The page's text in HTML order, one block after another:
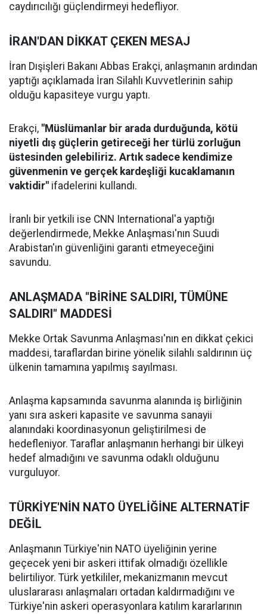
caydırıcılığı güçlendirmeyi hedefliyor.
İRAN'DAN DİKKAT ÇEKEN MESAJ
İran Dışişleri Bakanı Abbas Erakçi, anlaşmanın ardından
yaptığı açıklamada İran Silahlı Kuvvetlerinin sahip
olduğu kapasiteye vurgu yaptı.
Erakçi, "Müslümanlar bir arada durduğunda, kötü
niyetli dış güçlerin getireceği her türlü zorluğun
üstesinden gelebiliriz. Artık sadece kendimize
güvenmenin ve gerçek kardeşliği kucaklamanın
vaktidir" ifadelerini kullandı.
İranlı bir yetkili ise CNN International'a yaptığı
değerlendirmede, Mekke Anlaşması'nın Suudi
Arabistan'ın güvenliğini garanti etmeyeceğini
savundu.
ANLAŞMADA "BİRİNE SALDIRI, TÜMÜNE
SALDIRI" MADDESİ
Mekke Ortak Savunma Anlaşması'nın en dikkat çekici
maddesi, taraflardan birine yönelik silahlı saldırının üç
ülkenin tamamına yapılmış sayılması.
Anlaşma kapsamında savunma alanında iş birliğinin
yanı sıra askeri kapasite ve savunma sanayii
alanındaki koordinasyonun geliştirilmesi de
hedefleniyor. Taraflar anlaşmanın herhangi bir ülkeyi
hedef almadığını ve savunma odaklı olduğunu
vurguluyor.
TÜRKİYE'NİN NATO ÜYELİĞİNE ALTERNATİF
DEĞİL
Anlaşmanın Türkiye'nin NATO üyeliğinin yerine
geçecek yeni bir askeri ittifak olmadığı özellikle
belirtiliyor. Türk yetkililer, mekanizmanın mevcut
uluslararası anlaşmaları ortadan kaldırmadığını ve
Türkiye'nin askeri operasyonlara katılım kararlarının